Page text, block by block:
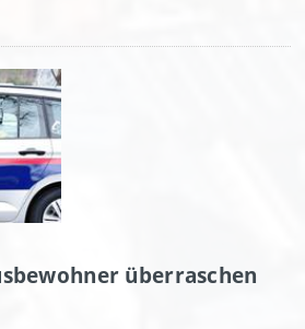
überraschen